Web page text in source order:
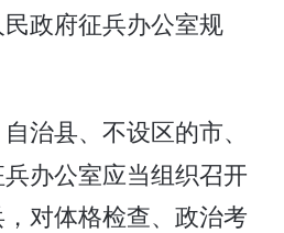
政府征兵办公室规
治县、不设区的市、
办公室应当组织召开
对体格检查、政治考